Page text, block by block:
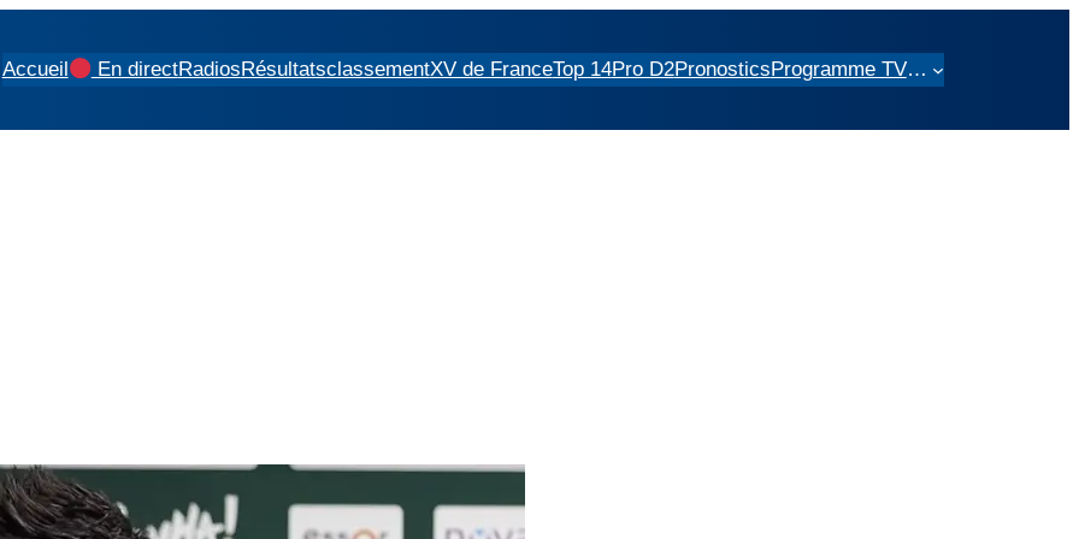
Accueil En directRadiosRésultatsclassementXV de FranceTop 14Pro D2PronosticsProgramme TV…